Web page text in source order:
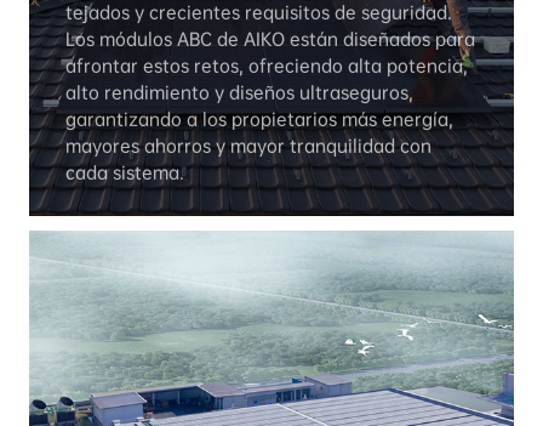
tejados y crecientes requisitos de seguridad.
Los módulos ABC de AIKO están diseñados para
afrontar estos retos, ofreciendo alta potencia,
alto rendimiento y diseños ultraseguros,
garantizando a los propietarios más energía,
mayores ahorros y mayor tranquilidad con
cada sistema.